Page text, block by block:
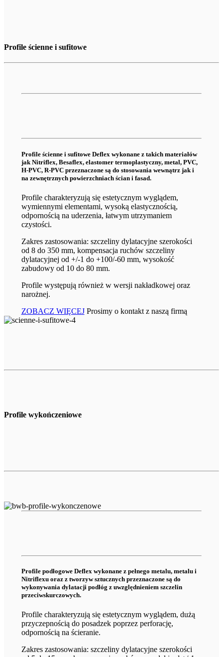
Profile ścienne i sufitowe
Profile ścienne i sufitowe Deflex wykonane z takich materiałów
jak Nitriflex, Besaflex, elastomer termoplastyczny, metal, PVC,
H-PVC, R-PVC przeznaczone są do stosowania wewnątrz jak i
na zewnętrznych powierzchniach ścian i fasad.
Profile charakteryzują się estetycznym wyglądem,
wymiennymi elementami, wysoką elastycznością,
odpornością na uderzenia, łatwym utrzymaniem
czystości.
Zakres zastosowania: szczeliny dylatacyjne szerokości
od 8 do 350 mm, kompensacja ruchów szczeliny
dylatacyjnej od +/-1 do +100/-60 mm, wysokość
zabudowy od 10 do 80 mm.
Profile występują również w wersji nakładkowej oraz
narożnej.
ZOBACZ WIĘCEJ Prosimy o kontakt z naszą firmą
Profile wykończeniowe
Profile podłogowe Deflex wykonane z pełnego metalu, metalu i
Nitriflexu oraz z tworzyw sztucznych przeznaczone są do
wykonywania dylatacji podłóg z uwzględnieniem szczelin
przeciwskurczowych.
Profile charakteryzują się estetycznym wyglądem, dużą
przyczepnością do posadzek poprzez perforację,
odpornością na ścieranie.
Zakres zastosowania: szczeliny dylatacyjne szerokości